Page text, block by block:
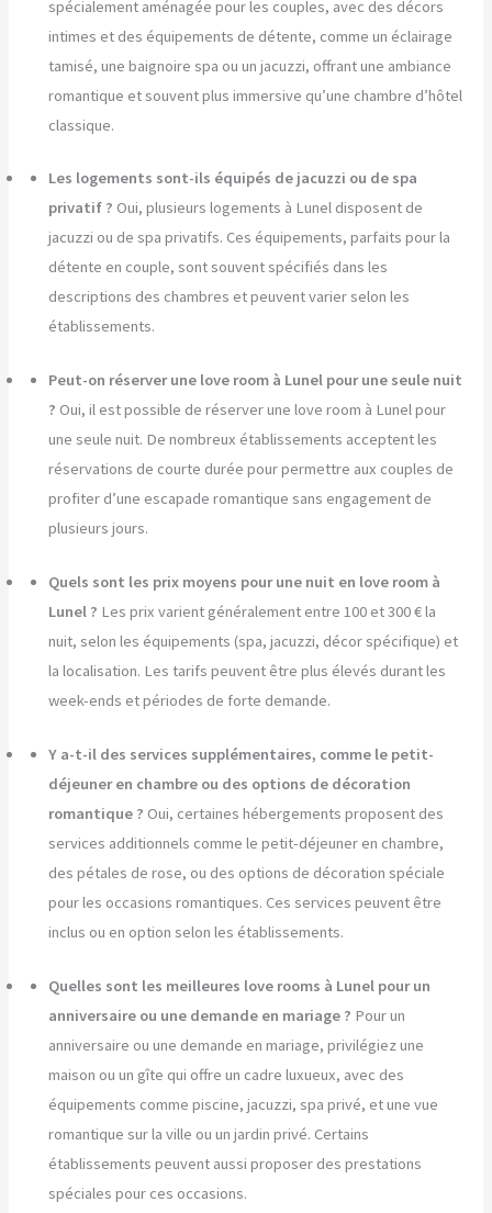
spécialement aménagée pour les couples, avec des décors
intimes et des équipements de détente, comme un éclairage
tamisé, une baignoire spa ou un jacuzzi, offrant une ambiance
romantique et souvent plus immersive qu’une chambre d’hôtel
classique.
Les logements sont-ils équipés de jacuzzi ou de spa
privatif ? Oui, plusieurs logements à Lunel disposent de
jacuzzi ou de spa privatifs. Ces équipements, parfaits pour la
détente en couple, sont souvent spécifiés dans les
descriptions des chambres et peuvent varier selon les
établissements.
Peut-on réserver une love room à Lunel pour une seule nuit
? Oui, il est possible de réserver une love room à Lunel pour
une seule nuit. De nombreux établissements acceptent les
réservations de courte durée pour permettre aux couples de
profiter d’une escapade romantique sans engagement de
plusieurs jours.
Quels sont les prix moyens pour une nuit en love room à
Lunel ? Les prix varient généralement entre 100 et 300 € la
nuit, selon les équipements (spa, jacuzzi, décor spécifique) et
la localisation. Les tarifs peuvent être plus élevés durant les
week-ends et périodes de forte demande.
Y a-t-il des services supplémentaires, comme le petit-
déjeuner en chambre ou des options de décoration
romantique ? Oui, certaines hébergements proposent des
services additionnels comme le petit-déjeuner en chambre,
des pétales de rose, ou des options de décoration spéciale
pour les occasions romantiques. Ces services peuvent être
inclus ou en option selon les établissements.
Quelles sont les meilleures love rooms à Lunel pour un
anniversaire ou une demande en mariage ? Pour un
anniversaire ou une demande en mariage, privilégiez une
maison ou un gîte qui offre un cadre luxueux, avec des
équipements comme piscine, jacuzzi, spa privé, et une vue
romantique sur la ville ou un jardin privé. Certains
établissements peuvent aussi proposer des prestations
spéciales pour ces occasions.